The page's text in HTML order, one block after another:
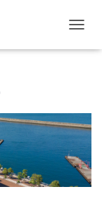
ビ
ン
を
り
替